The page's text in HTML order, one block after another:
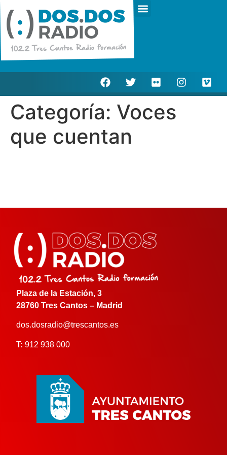
Categoría: Voces
que cuentan
Plaza de la Estación, 3
28760 Tres Cantos – Madrid
dos.dosradio@trescantos.es
T: 912 938 000